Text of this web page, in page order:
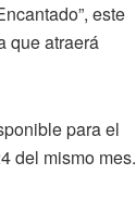
este
que atraerá
para el
del mismo mes.